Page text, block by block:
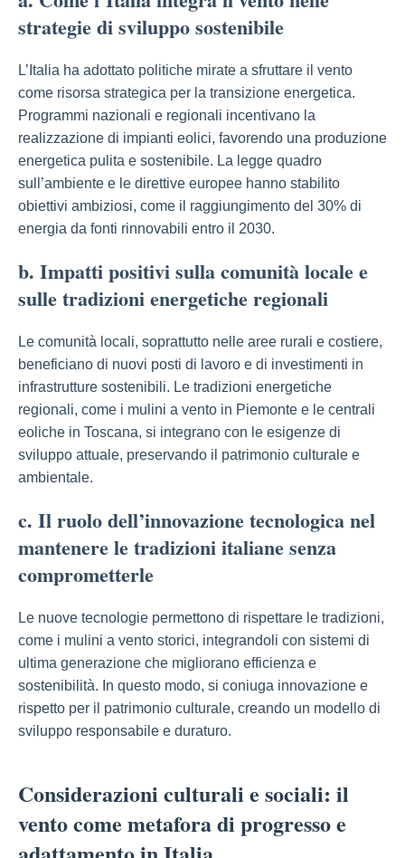
strategie di sviluppo sostenibile
L’Italia ha adottato politiche mirate a sfruttare il vento
come risorsa strategica per la transizione energetica.
Programmi nazionali e regionali incentivano la
realizzazione di impianti eolici, favorendo una produzione
energetica pulita e sostenibile. La legge quadro
sull’ambiente e le direttive europee hanno stabilito
obiettivi ambiziosi, come il raggiungimento del 30% di
energia da fonti rinnovabili entro il 2030.
b. Impatti positivi sulla comunità locale e
sulle tradizioni energetiche regionali
Le comunità locali, soprattutto nelle aree rurali e costiere,
beneficiano di nuovi posti di lavoro e di investimenti in
infrastrutture sostenibili. Le tradizioni energetiche
regionali, come i mulini a vento in Piemonte e le centrali
eoliche in Toscana, si integrano con le esigenze di
sviluppo attuale, preservando il patrimonio culturale e
ambientale.
c. Il ruolo dell’innovazione tecnologica nel
mantenere le tradizioni italiane senza
comprometterle
Le nuove tecnologie permettono di rispettare le tradizioni,
come i mulini a vento storici, integrandoli con sistemi di
ultima generazione che migliorano efficienza e
sostenibilità. In questo modo, si coniuga innovazione e
rispetto per il patrimonio culturale, creando un modello di
sviluppo responsabile e duraturo.
Considerazioni culturali e sociali: il
vento come metafora di progresso e